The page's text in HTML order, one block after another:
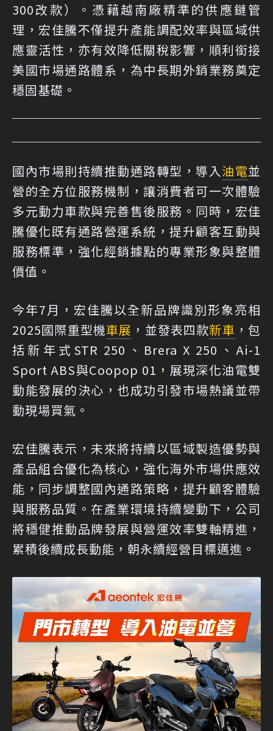
300改款）。憑藉越南廠精準的供應鏈管
理，宏佳騰不僅提升產能調配效率與區域供
應靈活性，亦有效降低關稅影響，順利銜接
美國市場通路體系，為中長期外銷業務奠定
穩固基礎。
國內市場則持續推動通路轉型，導入油電並
營的全方位服務機制，讓消費者可一次體驗
多元動力車款與完善售後服務。同時，宏佳
騰優化既有通路營運系統，提升顧客互動與
服務標準，強化經銷據點的專業形象與整體
價值。
今年7月，宏佳騰以全新品牌識別形象亮相
2025國際重型機車展 ，並發表四款新車 ，包
括新年式STR 250、Brera X 250、Ai-1
Sport ABS與Coopop 01，展現深化油電雙
動能發展的決心，也成功引發市場熱議並帶
動現場買氣。
宏佳騰表示，未來將持續以區域製造優勢與
產品組合優化為核心，強化海外市場供應效
能，同步調整國內通路策略，提升顧客體驗
與服務品質。在產業環境持續變動下，公司
將穩健推動品牌發展與營運效率雙軸精進，
累積後續成長動能，朝永續經營目標邁進。